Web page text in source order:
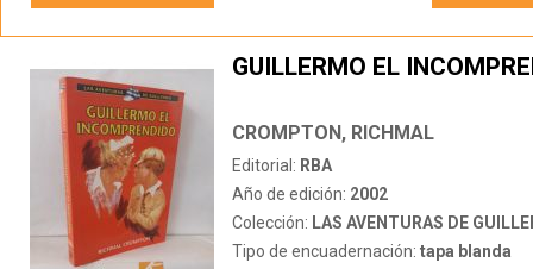
GUILLERMO EL
CROMPTON, RICHMAL
Editorial: RBA
Año de edición: 2002
Colección: LAS AVENTURAS DE
Tipo de encuadernación: tapa blanda